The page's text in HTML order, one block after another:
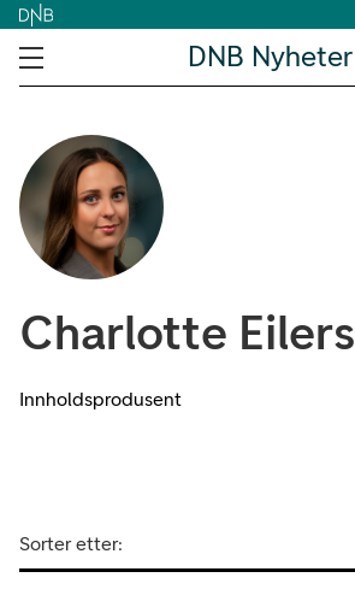
DNB Nyheter
Charlotte Eilers
Innholdsprodusent
Sorter etter: